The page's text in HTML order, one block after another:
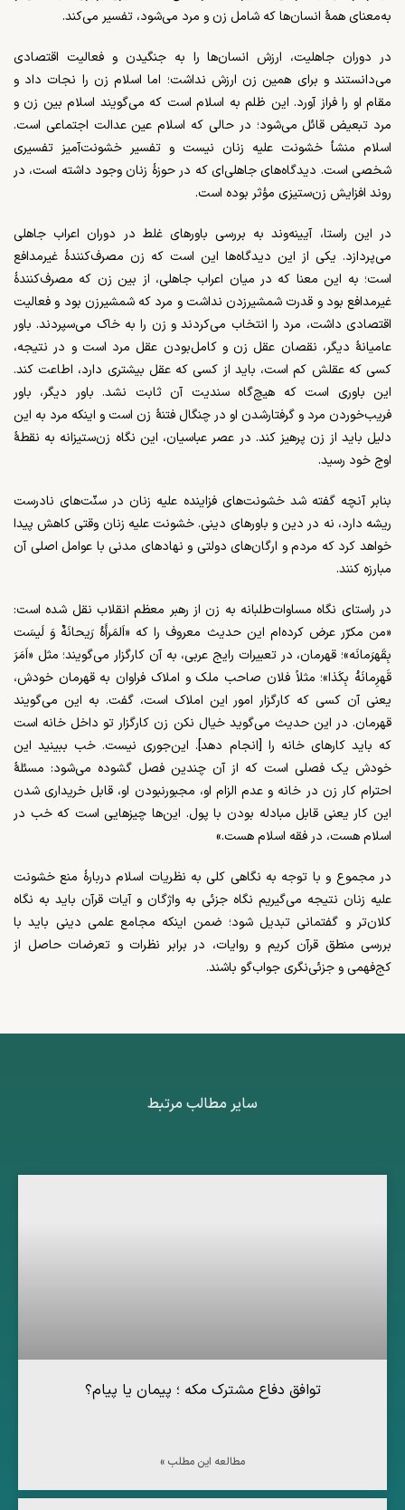
به‌معنای همۀ انسان‌ها که شامل زن و مرد می‌شود، تفسیر می‌کند.
در دوران جاهلیت، ارزش انسان‌ها را به جنگیدن و فعالیت اقتصادی
می‌دانستند و برای همین زن ارزش نداشت؛ اما اسلام زن را نجات داد و
مقام او را فراز آورد. این ظلم به اسلام است که می‌گویند اسلام بین زن و
مرد تبعیض قائل می‌شود؛ در حالی که اسلام عین عدالت اجتماعی است.
اسلام منشأ خشونت علیه زنان نیست و تفسیر خشونت‌آمیز تفسیری
شخصی است. دیدگاه‌های جاهلی‌ای که در حوزۀ زنان وجود داشته است، در
روند افزایش زن‌ستیزی مؤثر بوده است.
در این راستا، آیینه‌وند به بررسی باورهای غلط در دوران اعراب جاهلی
می‌پردازد. یکی از این دیدگاه‌ها این است که زن مصرف‌کنندۀ غیرمدافع
است؛ به این معنا که در میان اعراب جاهلی، از بین زن که مصرف‌کنندۀ
غیرمدافع بود و قدرت شمشیرزدن نداشت و مرد که شمشیرزن بود و فعالیت
اقتصادی داشت، مرد را انتخاب می‌کردند و زن را به خاک می‌سپردند. باور
عامیانۀ دیگر، نقصان عقل زن و کامل‌بودن عقل مرد است و در نتیجه،
کسی که عقلش کم است، باید از کسی که عقل بیشتری دارد، اطاعت کند.
این باوری است که هیچ‌گاه سندیت آن ثابت نشد. باور دیگر، باور
فریب‌خوردن مرد و گرفتارشدن او در چنگال فتنۀ زن است و اینکه مرد به این
دلیل باید از زن پرهیز کند. در عصر عباسیان، این نگاه زن‌ستیزانه به نقطۀ
اوج خود رسید.
بنابر آنچه گفته شد خشونت‌های فزاینده علیه زنان در سنّت‌های نادرست
ریشه دارد، نه در دین و باورهای دینی. خشونت علیه زنان وقتی کاهش پیدا
خواهد کرد که مردم و ارگان‌های دولتی و نهادهای مدنی با عوامل اصلی آن
مبارزه کنند.
در راستای نگاه مساوات‌طلبانه به زن از رهبر معظم انقلاب نقل شده است:
«من مکرّر عرض کرده‌ام این حدیث معروف را که «اَلمَرأَهُ رَیحانَهٌ وَ لَیسَت
بِقَهرَمانَه»؛ قهرمان، در تعبیرات رایج عربی، به آن کارگزار می‌گویند؛ مثل «اَمَرَ
قَهرِمانَهُ بِکَذا»؛ مثلاً فلان صاحب ملک و املاک فراوان به قهرمان خودش،
یعنی آن کسی که کارگزار امور این املاک است، گفت. به این می‌گویند
قهرمان. در این حدیث می‌گوید خیال نکن زن کارگزار تو داخل خانه است
که باید کارهای خانه را [انجام دهد]. این‌جوری نیست. خب ببینید این
خودش یک فصلی است که از آن چندین فصل گشوده می‌شود: مسئلۀ
احترام کار زن در خانه و عدم الزام او، مجبورنبودن او، قابل خریداری شدن
این کار یعنی قابل مبادله‌ بودن با پول. این‌ها چیزهایی است که خب در
اسلام هست، در فقه اسلام هست.»
در مجموع و با توجه به نگاهی کلی به نظریات اسلام دربارۀ منع خشونت
علیه زنان نتیجه می‌گیریم نگاه جزئی به واژگان و آیات قرآن باید به نگاه
کلان‌تر و گفتمانی تبدیل شود؛ ضمن اینکه مجامع علمی دینی باید با
بررسی منطق قرآن کریم و روایات، در برابر نظرات و تعرضات حاصل از
کج‌فهمی و جزئی‌نگری جواب‌گو باشند.
سایر مطالب مرتبط
توافق دفاع مشترک مکه ؛ پیمان یا پیام؟
مطالعه این مطلب »